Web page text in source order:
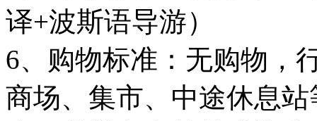
译+波斯语导游）
6、购物标准：无购物，
商场、集市、中途休息